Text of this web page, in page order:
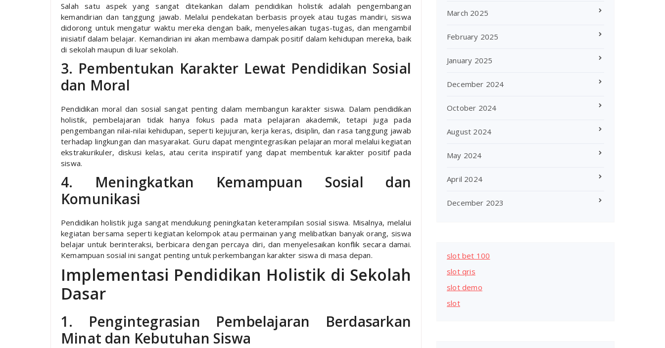
Salah satu aspek yang sangat ditekankan dalam pendidikan holistik adalah pengembangan
kemandirian dan tanggung jawab. Melalui pendekatan berbasis proyek atau tugas mandiri, siswa
didorong untuk mengatur waktu mereka dengan baik, menyelesaikan tugas-tugas, dan mengambil
inisiatif dalam belajar. Kemandirian ini akan membawa dampak positif dalam kehidupan mereka, baik
di sekolah maupun di luar sekolah.
3. Pembentukan Karakter Lewat Pendidikan Sosial
dan Moral
Pendidikan moral dan sosial sangat penting dalam membangun karakter siswa. Dalam pendidikan
holistik, pembelajaran tidak hanya fokus pada mata pelajaran akademik, tetapi juga pada
pengembangan nilai-nilai kehidupan, seperti kejujuran, kerja keras, disiplin, dan rasa tanggung jawab
terhadap lingkungan dan masyarakat. Guru dapat mengintegrasikan pelajaran moral melalui kegiatan
ekstrakurikuler, diskusi kelas, atau cerita inspiratif yang dapat membentuk karakter positif pada
siswa.
4. Meningkatkan Kemampuan Sosial dan
Komunikasi
Pendidikan holistik juga sangat mendukung peningkatan keterampilan sosial siswa. Misalnya, melalui
kegiatan bersama seperti kegiatan kelompok atau permainan yang melibatkan banyak orang, siswa
belajar untuk berinteraksi, berbicara dengan percaya diri, dan menyelesaikan konflik secara damai.
Kemampuan sosial ini sangat penting untuk perkembangan karakter siswa di masa depan.
Implementasi Pendidikan Holistik di Sekolah
Dasar
1. Pengintegrasian Pembelajaran Berdasarkan
Minat dan Kebutuhan Siswa
March 2025
February 2025
January 2025
December 2024
October 2024
August 2024
May 2024
April 2024
December 2023
slot bet 100
slot qris
slot demo
slot